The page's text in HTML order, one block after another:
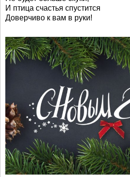
И птица счастья спустится
Доверчиво к вам в руки!